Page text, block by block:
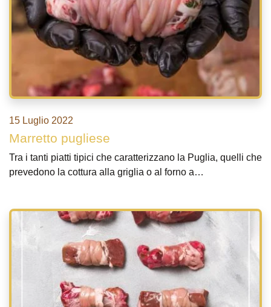
15 Luglio 2022
Marretto pugliese
Tra i tanti piatti tipici che caratterizzano la Puglia, quelli che
prevedono la cottura alla griglia o al forno a…